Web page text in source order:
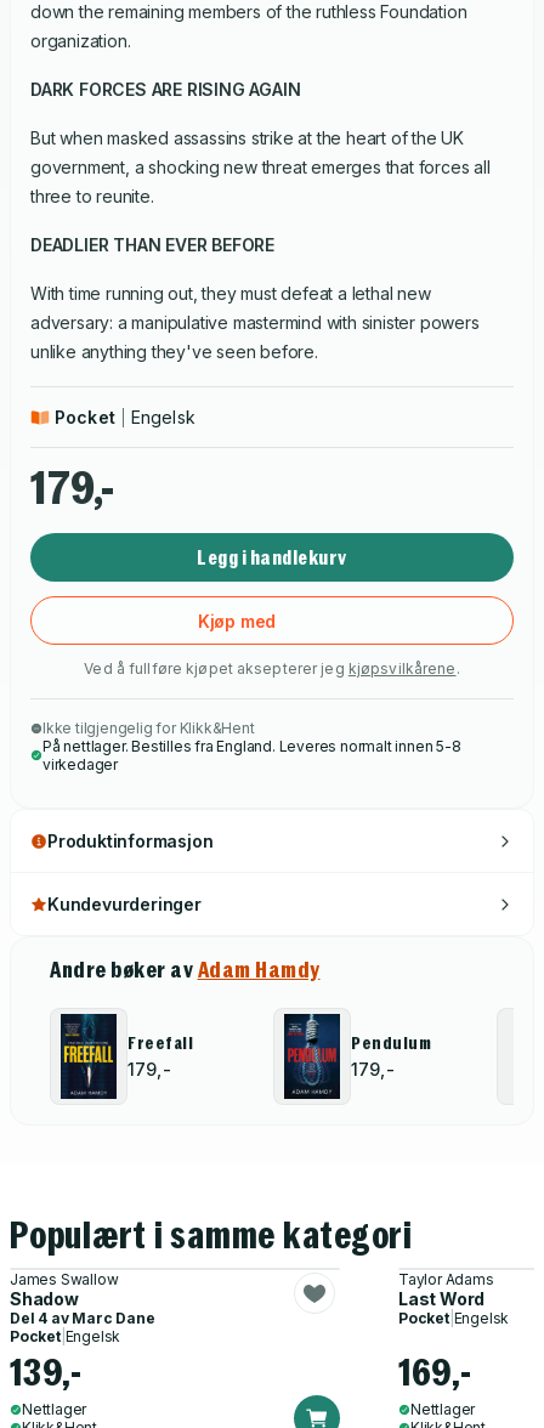
down the remaining members of the ruthless Foundation
organization.
DARK FORCES ARE RISING AGAIN
But when masked assassins strike at the heart of the UK
government, a shocking new threat emerges that forces all
three to reunite.
DEADLIER THAN EVER BEFORE
With time running out, they must defeat a lethal new
adversary: a manipulative mastermind with sinister powers
unlike anything they've seen before.
Pocket Engelsk
179,-
Legg i handlekurv
Kjøp med
Ved å fullføre kjøpet aksepterer jeg kjøpsvilkårene .
Ikke tilgjengelig for Klikk&Hent
På nettlager. Bestilles fra England. Leveres normalt innen 5-8
virkedager
Produktinformasjon
Kundevurderinger
Andre bøker avAdam Hamdy
Freefall
179,-
Pendulum
179,-
Populært i samme kategori
James Swallow
Shadow
Del 4 av Marc Dane
Pocket| Engelsk
139,-
Nettlager
Taylor Adams
Last Word
Pocket| Engelsk
169,-
Nettlager